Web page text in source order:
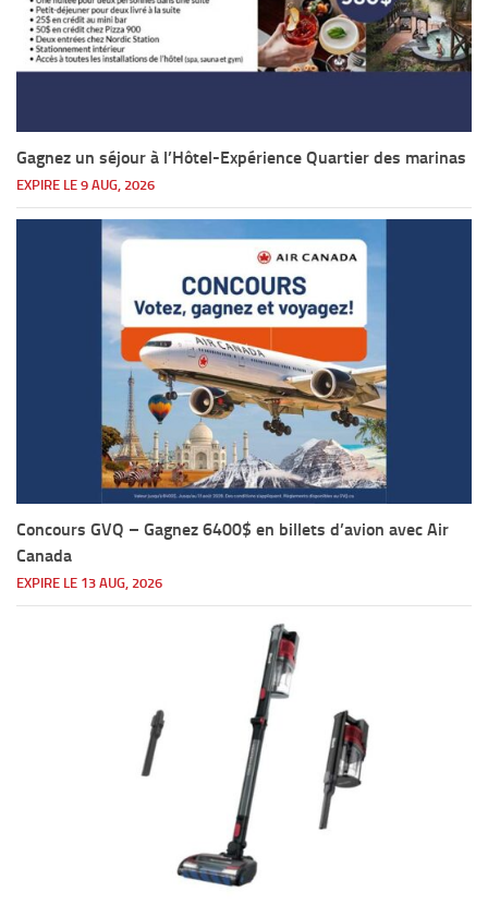
Gagnez un séjour à l’Hôtel-Expérience Quartier des marinas
EXPIRE LE 9 AUG, 2026
Concours GVQ – Gagnez 6400$ en billets d’avion avec Air
Canada
EXPIRE LE 13 AUG, 2026